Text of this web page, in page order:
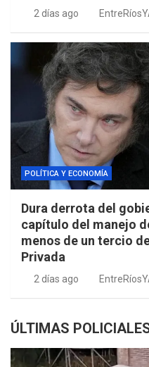
2 días ago
POLÍTICA Y ECONOMÍA
Dura derrota del
capítulo del manejo
menos de un tercio
Privada
2 días ago
ÚLTIMAS